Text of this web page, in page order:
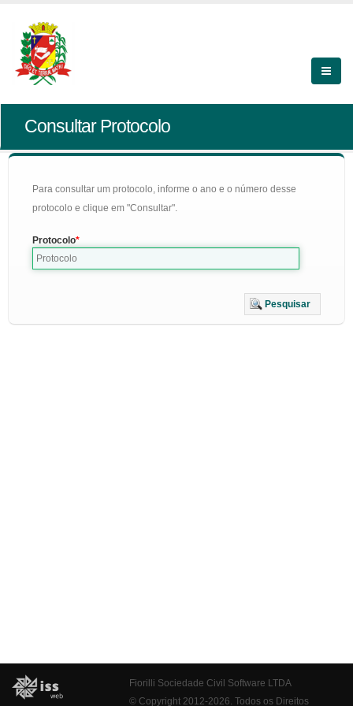
Consultar Protocolo
Para consultar um protocolo, informe o ano e o número desse
protocolo e clique em "Consultar".
Protocolo
Pesquisar
Fiorilli Sociedade Civil Software LTDA
© Copyright 2012-2026. Todos os Direitos